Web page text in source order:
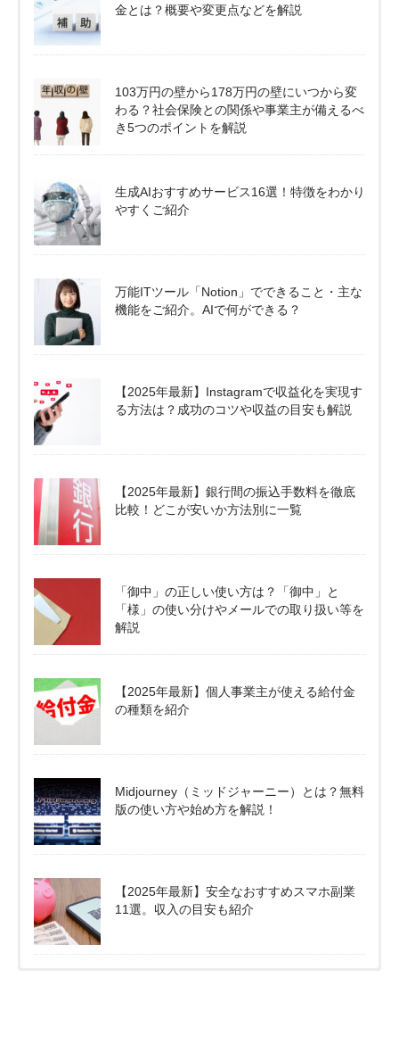
金とは？概要や変更点などを解説
103万円の壁から178万円の壁にいつから変
わる？社会保険との関係や事業主が備えるべ
き5つのポイントを解説
生成AIおすすめサービス16選！特徴をわかり
やすくご紹介
万能ITツール「Notion」でできること・主な
機能をご紹介。AIで何ができる？
【2025年最新】Instagramで収益化を実現す
る方法は？成功のコツや収益の目安も解説
【2025年最新】銀行間の振込手数料を徹底
比較！どこが安いか方法別に一覧
「御中」の正しい使い方は？「御中」と
「様」の使い分けやメールでの取り扱い等を
解説
【2025年最新】個人事業主が使える給付金
の種類を紹介
Midjourney（ミッドジャーニー）とは？無料
版の使い方や始め方を解説！
【2025年最新】安全なおすすめスマホ副業
11選。収入の目安も紹介